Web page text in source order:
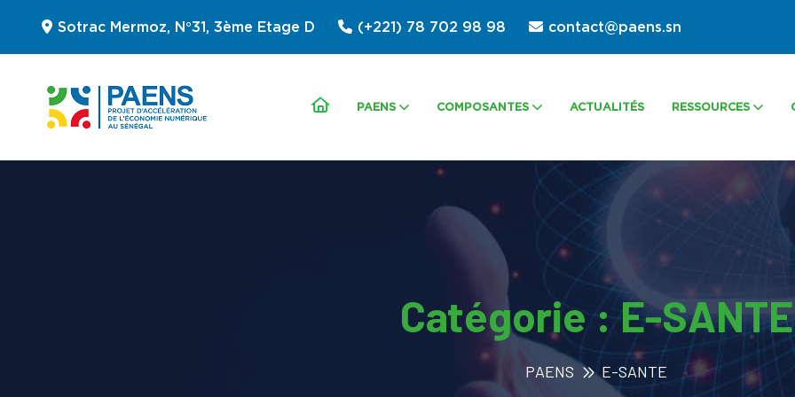
Sotrac Mermoz, N°31, 3ème Etage D (+221) 78 702 98 98 contact@paens.sn
PAENS COMPOSANTES ACTUALITÉS RESSOURCES
Catégorie :E-SANTE
PAENS E-SANTE